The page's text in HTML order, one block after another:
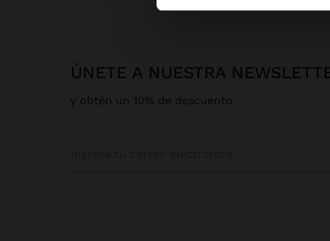
ÚNETE A NUESTRA
y obtén un 10% de descuento